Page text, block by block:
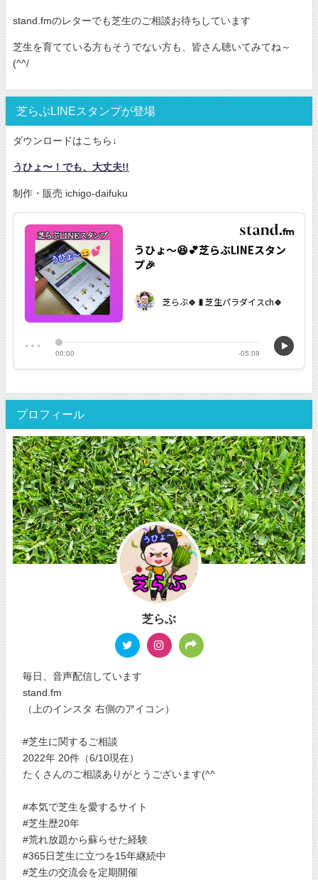
stand.fmのレターでも芝生のご相談お待ちしています
芝生を育てている方もそうでない方も、皆さん聴いてみてね～
(^^/
芝らぶLINEスタンプが登場
ダウンロードはこちら↓
うひょ〜！でも、大丈夫!!
制作・販売 ichigo-daifuku
プロフィール
芝らぶ
毎日、音声配信しています
stand.fm
（上のインスタ 右側のアイコン）
#芝生に関するご相談
2022年 20件（6/10現在）
たくさんのご相談ありがとうございます(^^
#本気で芝生を愛するサイト
#芝生歴20年
#荒れ放題から蘇らせた経験
#365日芝生に立つを15年継続中
#芝生の交流会を定期開催